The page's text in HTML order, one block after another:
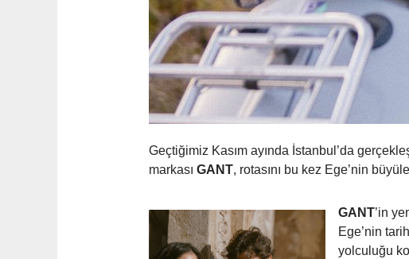
Geçtiğimiz Kasım ayında İstanbul’da
markası GANT, rotasını bu kez Ege’nin
GANT’in
Ege’nin
yolculuğu